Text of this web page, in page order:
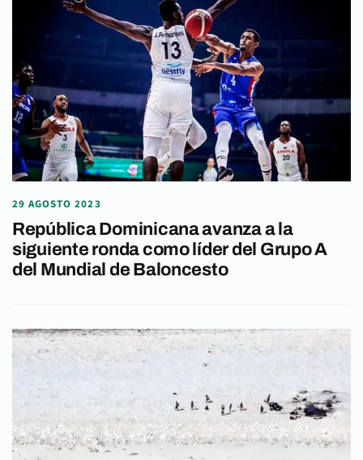
29 AGOSTO 2023
República Dominicana avanza a la
siguiente ronda como líder del Grupo A
del Mundial de Baloncesto